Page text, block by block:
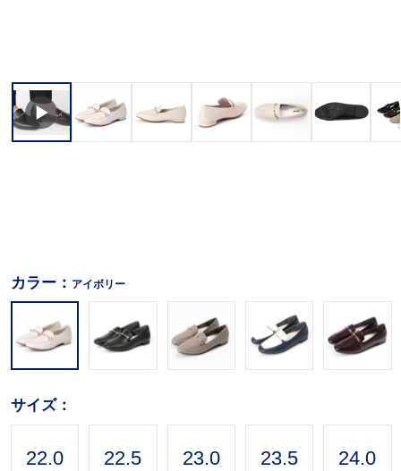
カラー： アイボリー
サイズ：
22.0 22.5 23.0 23.5 24.0